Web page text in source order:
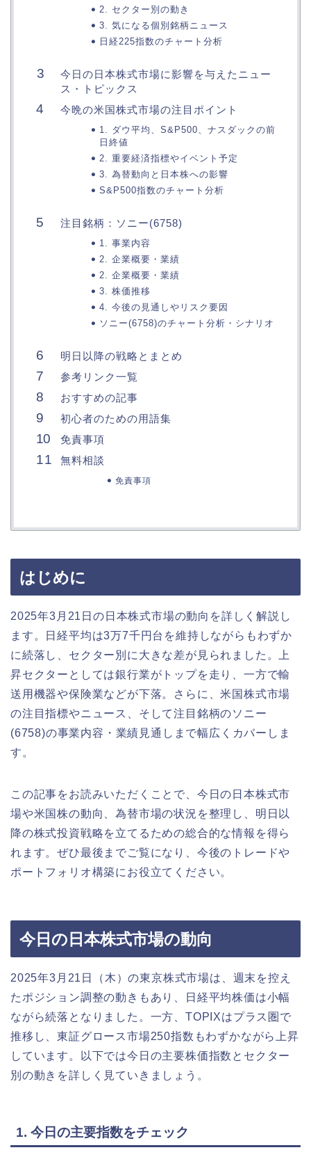
2. セクター別の動き
3. 気になる個別銘柄ニュース
日経225指数のチャート分析
今日の日本株式市場に影響を与えたニュー
ス・トピックス
今晩の米国株式市場の注目ポイント
1. ダウ平均、S&P500、ナスダックの前
日終値
2. 重要経済指標やイベント予定
3. 為替動向と日本株への影響
S&P500指数のチャート分析
注目銘柄：ソニー(6758)
1. 事業内容
2. 企業概要・業績
2. 企業概要・業績
3. 株価推移
4. 今後の見通しやリスク要因
ソニー(6758)のチャート分析・シナリオ
明日以降の戦略とまとめ
参考リンク一覧
おすすめの記事
初心者のための用語集
免責事項
無料相談
免責事項
はじめに
2025年3月21日の日本株式市場の動向を詳しく解説し
ます。日経平均は3万7千円台を維持しながらもわずか
に続落し、セクター別に大きな差が見られました。上
昇セクターとしては銀行業がトップを走り、一方で輸
送用機器や保険業などが下落。さらに、米国株式市場
の注目指標やニュース、そして注目銘柄のソニー
(6758)の事業内容・業績見通しまで幅広くカバーしま
す。
この記事をお読みいただくことで、今日の日本株式市
場や米国株の動向、為替市場の状況を整理し、明日以
降の株式投資戦略を立てるための総合的な情報を得ら
れます。ぜひ最後までご覧になり、今後のトレードや
ポートフォリオ構築にお役立てください。
今日の日本株式市場の動向
2025年3月21日（木）の東京株式市場は、週末を控え
たポジション調整の動きもあり、日経平均株価は小幅
ながら続落となりました。一方、TOPIXはプラス圏で
推移し、東証グロース市場250指数もわずかながら上昇
しています。以下では今日の主要株価指数とセクター
別の動きを詳しく見ていきましょう。
1. 今日の主要指数をチェック